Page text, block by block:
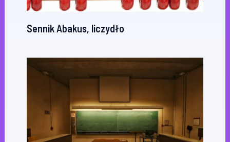
Sennik Abakus, liczydło